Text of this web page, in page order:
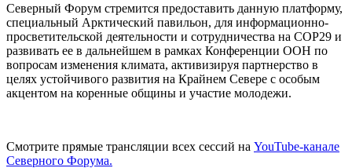
Северный Форум стремится предоставить данную платформу,
специальный Арктический павильон, для информационно-
просветительской деятельности и сотрудничества на COP29 и
развивать ее в дальнейшем в рамках Конференции ООН по
вопросам изменения климата, активизируя партнерство в
целях устойчивого развития на Крайнем Севере с особым
акцентом на коренные общины и участие молодежи.
Смотрите прямые трансляции всех сессий на YouTube-канале
Северного Форума.